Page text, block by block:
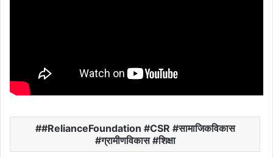
#RelianceFoundation #CSR #सामाजिकविकास
#ग्रामीणविकास #शिक्षा